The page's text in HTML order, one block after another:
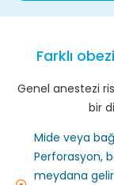
Farklı
Genel anestezi
bir
Mide veya
Perforasyon,
meydana